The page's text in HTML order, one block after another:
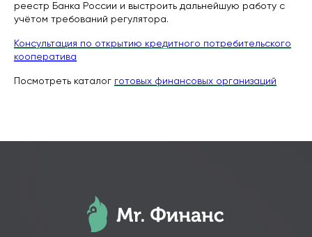
реестр Банка России и выстроить дальнейшую работу с
учётом требований регулятора.
Консультация по открытию кредитного потребительского
кооператива
Посмотреть каталог готовых финансовых организаций